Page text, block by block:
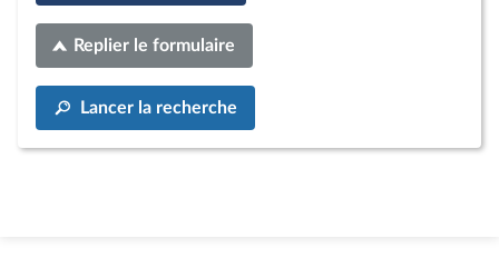
Replier le formulaire
Lancer la recherche